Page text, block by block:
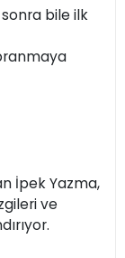
bile ilk
İpek Yazma,
ve